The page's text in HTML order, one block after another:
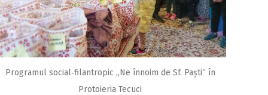
Programul social‑filantropic „Ne înnoim de Sf. Paști“ în
Protoieria Tecuci